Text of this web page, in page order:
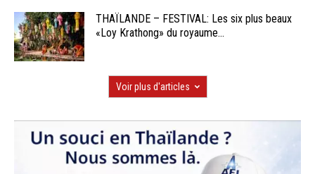
THAÏLANDE – FESTIVAL: Les six plus beaux
«Loy Krathong» du royaume...
Voir plus d'articles